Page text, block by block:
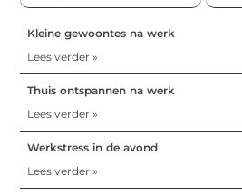
Kleine gewoontes na werk
Lees verder »
Thuis ontspannen na werk
Lees verder »
Werkstress in de avond
Lees verder »